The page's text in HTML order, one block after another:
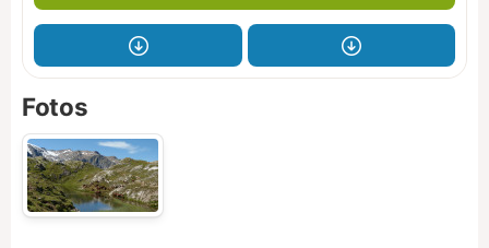
Fotos